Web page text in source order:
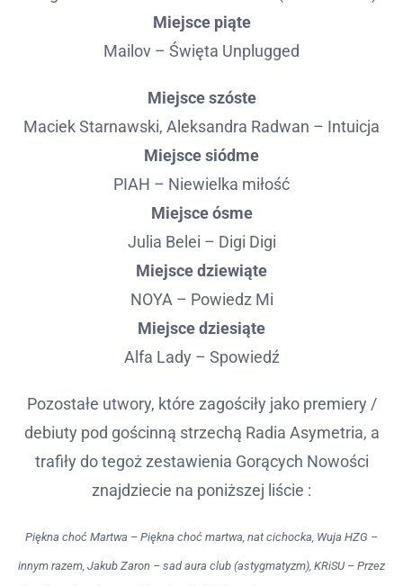
Miejsce piąte
Mailov – Święta Unplugged
Miejsce szóste
Maciek Starnawski, Aleksandra Radwan – Intuicja
Miejsce siódme
PIAH – Niewielka miłość
Miejsce ósme
Julia Belei – Digi Digi
Miejsce dziewiąte
NOYA – Powiedz Mi
Miejsce dziesiąte
Alfa Lady – Spowiedź
Pozostałe utwory, które zagościły jako premiery /
debiuty pod gościnną strzechą Radia Asymetria, a
trafiły do tegoż zestawienia Gorących Nowości
znajdziecie na poniższej liście :
Piękna choć Martwa – Piękna choć martwa, nat cichocka, Wuja HZG –
innym razem, Jakub Zaron – sad aura club (astygmatyzm), KRiSU – Przez